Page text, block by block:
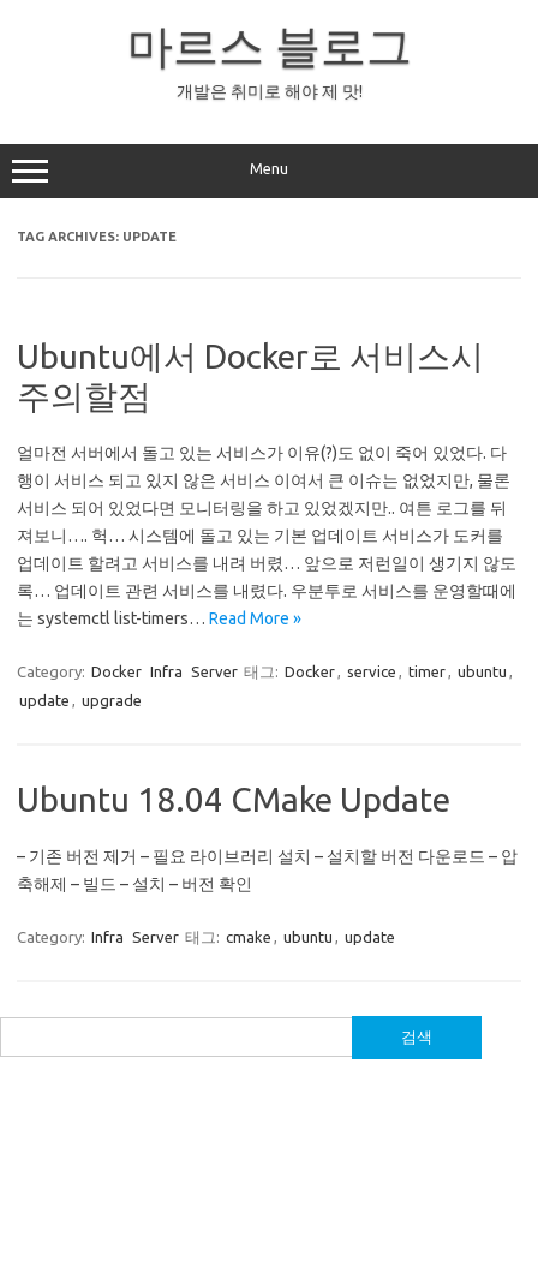
마르스 블로그
개발은 취미로 해야 제 맛!
Menu
TAG ARCHIVES: UPDATE
Ubuntu에서 Docker로 서비스시
주의할점
얼마전 서버에서 돌고 있는 서비스가 이유(?)도 없이 죽어 있었다. 다
행이 서비스 되고 있지 않은 서비스 이여서 큰 이슈는 없었지만, 물론
서비스 되어 있었다면 모니터링을 하고 있었겠지만.. 여튼 로그를 뒤
져보니…. 헉… 시스템에 돌고 있는 기본 업데이트 서비스가 도커를
업데이트 할려고 서비스를 내려 버렸… 앞으로 저런일이 생기지 않도
록… 업데이트 관련 서비스를 내렸다. 우분투로 서비스를 운영할때에
는 systemctl list-timers… Read More »
Category: Docker Infra Server 태그: Docker, service , timer, ubuntu ,
update , upgrade
Ubuntu 18.04 CMake Update
– 기존 버전 제거 – 필요 라이브러리 설치 – 설치할 버전 다운로드 – 압
축해제 – 빌드 – 설치 – 버전 확인
Category: Infra Server 태그: cmake , ubuntu , update
색: